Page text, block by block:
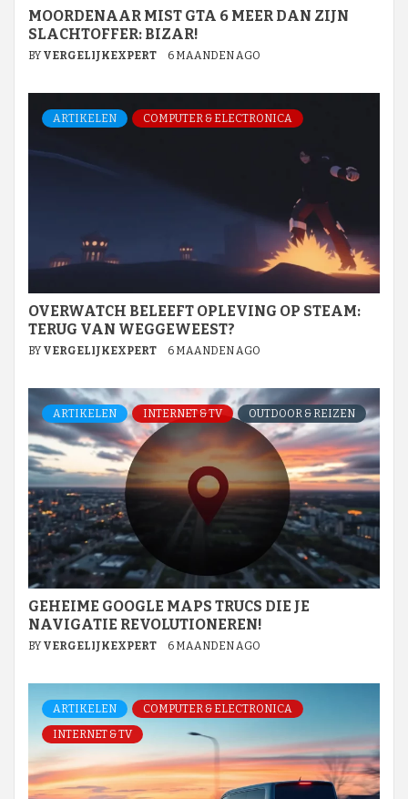
MOORDENAAR MIST GTA 6 MEER DAN ZIJN
SLACHTOFFER: BIZAR!
BY VERGELIJKEXPERT 6 MAANDEN AGO
ARTIKELEN COMPUTER & ELECTRONICA
OVERWATCH BELEEFT OPLEVING OP STEAM:
TERUG VAN WEGGEWEEST?
BY VERGELIJKEXPERT 6 MAANDEN AGO
ARTIKELEN INTERNET & TV OUTDOOR & REIZEN
GEHEIME GOOGLE MAPS TRUCS DIE JE
NAVIGATIE REVOLUTIONEREN!
BY VERGELIJKEXPERT 6 MAANDEN AGO
ARTIKELEN
COMPUTER & ELECTRONICA
INTERNET & TV